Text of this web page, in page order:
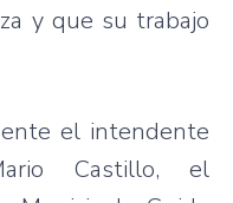
y que su trabajo
el intendente
Castillo, el